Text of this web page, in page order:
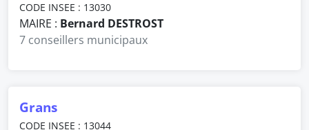
CODE INSEE : 13030
MAIRE : Bernard DESTROST
7 conseillers municipaux
Grans
CODE INSEE : 13044